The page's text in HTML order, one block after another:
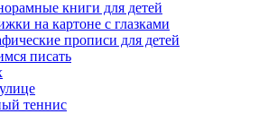
книги для детей
на картоне с глазками
прописи для детей
писать
теннис